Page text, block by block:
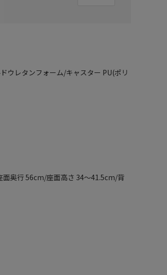
ウレタンフォーム/キャスター PU(ポリ
面奥行 56cm/座面高さ 34～41.5cm/背